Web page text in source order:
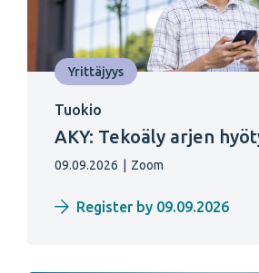
Yrittäjyys
Tuokio
AKY: Tekoäly arjen
09.09.2026 Zoom
Register by 09.09.2026